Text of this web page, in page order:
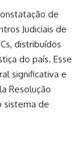
de
Judiciais de
distribuídos
do país. Esse
significativa e
Resolução
sistema de